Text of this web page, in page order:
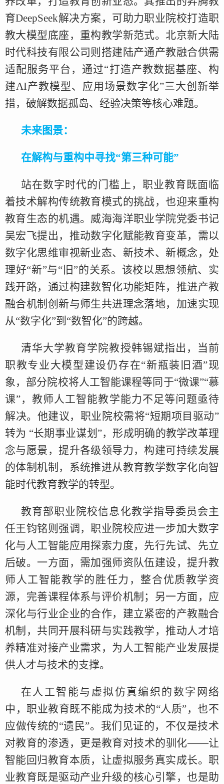
育DeepSeek解决方案，可助力职业院校打造职
教大模型底座，重构教学新范式。北京新大陆
时代科技有限公司则搭建陆产通产教融合供需
适配服务平台，通过“打造产教数据基座、构
建AI产教模型、应用场景数字化”三大创新举
措，破解数据孤岛、经验决策等核心难题。
未来图景：
在解构与重构中寻找“第三种可能”
站在数字时代的门槛上，职业教育既面临
着技术解构传统教育模式的挑战，也迎来重构
教育生态的机遇。威海海洋职业学院党委书记
吴宏飞提出，推动数字化赋能教育变革，需以
数字化思维审视新业态、新技术、新概念，处
理好“新”与“旧”的关系。该校以思想领航、实
践开路，通过构建数智化功能矩阵，推进产教
融合机制创新与师生共进理念落地，加速实现
从“数字化”到“数智化”的跨越。
清华大学教育学院教授韩锡斌指出，当前
职教专业大模型建设仍存在“新瓶装旧酒”现
象，部分院校将人工智能课程等同于“微课”“慕
课”，教师人工智能教学能力不足等问题亟待
解决。他建议，职业院校需将“短期项目驱动”
转为 “长期事业谋划”，形成明确的教学改革理
念与愿景，提升各级领导力，构建可持续发展
的体制机制，系统推进从教育教学数字化向智
能时代教育教学的转型。
教育部职业院校信息化教学指导委员会主
任王钧铭则强调，职业院校应进一步加大数字
化与人工智能应用探索力度，先行先试、先立
后破。一方面，需加强师资队伍建设，提升教
师人工智能教学的胜任力，整合优质教学资
源，完善课程体系与评价机制；另一方面，应
深化与行业企业的合作，建立紧密的产教融合
机制，共同开展科研与实践教学，推动人才培
养精准对接产业需求，为人工智能产业发展提
供人才与技术的支撑。
在人工智能与虚拟仿真编织的数字网络
中，职业教育既不能成为技术的“人质”，也不
应做传统的“遗民”。我们见证的，不仅是技术
对教育的渗透，更是教育对技术的驯化——让
智能回归教育本质，让虚拟服务真实成长。职
业教育既是驱动产业升级的核心引擎，也是助